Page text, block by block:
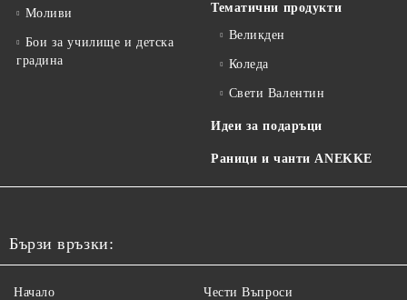
Моливи
Бои за училище и детска
градина
Тематични продукти
Великден
Коледа
Свети Валентин
Идеи за подаръци
Раници и чанти ANEKKE
Бързи връзки:
Начало Чести Въпроси